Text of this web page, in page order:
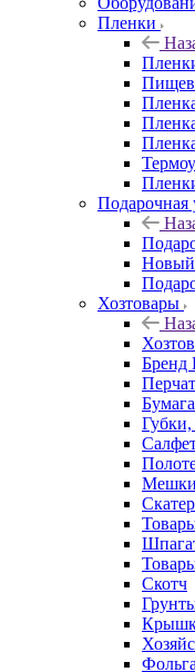
Пленки
Подарочная
Новый
Хозтовары
Бренд
Скотч